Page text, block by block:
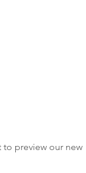
to preview our new